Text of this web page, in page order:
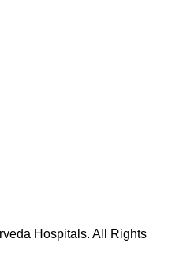
Hospitals. All Rights